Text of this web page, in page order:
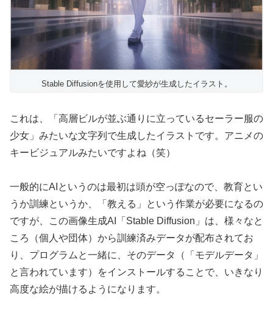
Stable Diffusionを使用して愛紗が生成したイラスト。
これは、「高層ビルが並ぶ通りに立っているセーラー服の
少女」みたいな文字列で生成したイラストです。アニメの
キービジュアルみたいですよね（笑）
一般的にAIというのは最初は頭が空っぽなので、教育とい
うか訓練というか、「教える」という作業が必要になるの
ですが、この画像生成AI「Stable Diffusion」は、様々なと
ころ（個人や団体）から訓練済みデータが配布されてお
り、プログラムと一緒に、そのデータ（「モデルデータ」
と言われています）をインストールすることで、いきなり
高度な絵が描けるようになります。